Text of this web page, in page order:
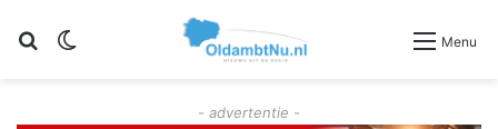
Zoeken Menu
- advertentie -